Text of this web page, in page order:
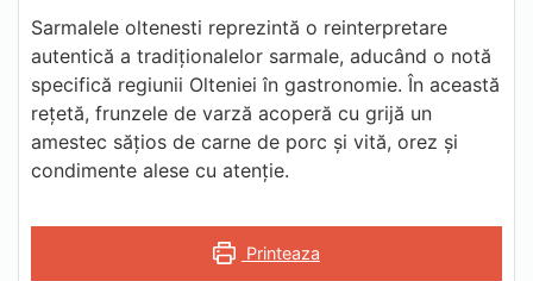
Sarmalele oltenesti reprezintă o reinterpretare
autentică a tradiționalelor sarmale, aducând o notă
specifică regiunii Olteniei în gastronomie. În această
rețetă, frunzele de varză acoperă cu grijă un
amestec sățios de carne de porc și vită, orez și
condimente alese cu atenție.
Printeaza